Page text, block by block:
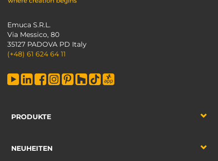
Emuca S.R.L.
Via Messico, 80
35127 PADOVA PD Italy
(+48) 61 624 64 11
PRODUKTE
NEUHEITEN